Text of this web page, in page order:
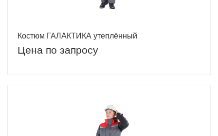
Костюм ГАЛАКТИКА утеплённый
Цена по запросу